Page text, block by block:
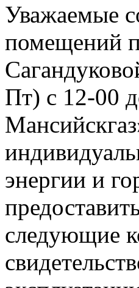
Уважаемые
помещений
Пт) с 12-00
энергии и
следующие